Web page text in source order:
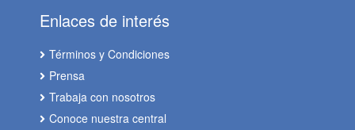
Enlaces de interés
Términos y Condiciones
Prensa
Trabaja con nosotros
Conoce nuestra central